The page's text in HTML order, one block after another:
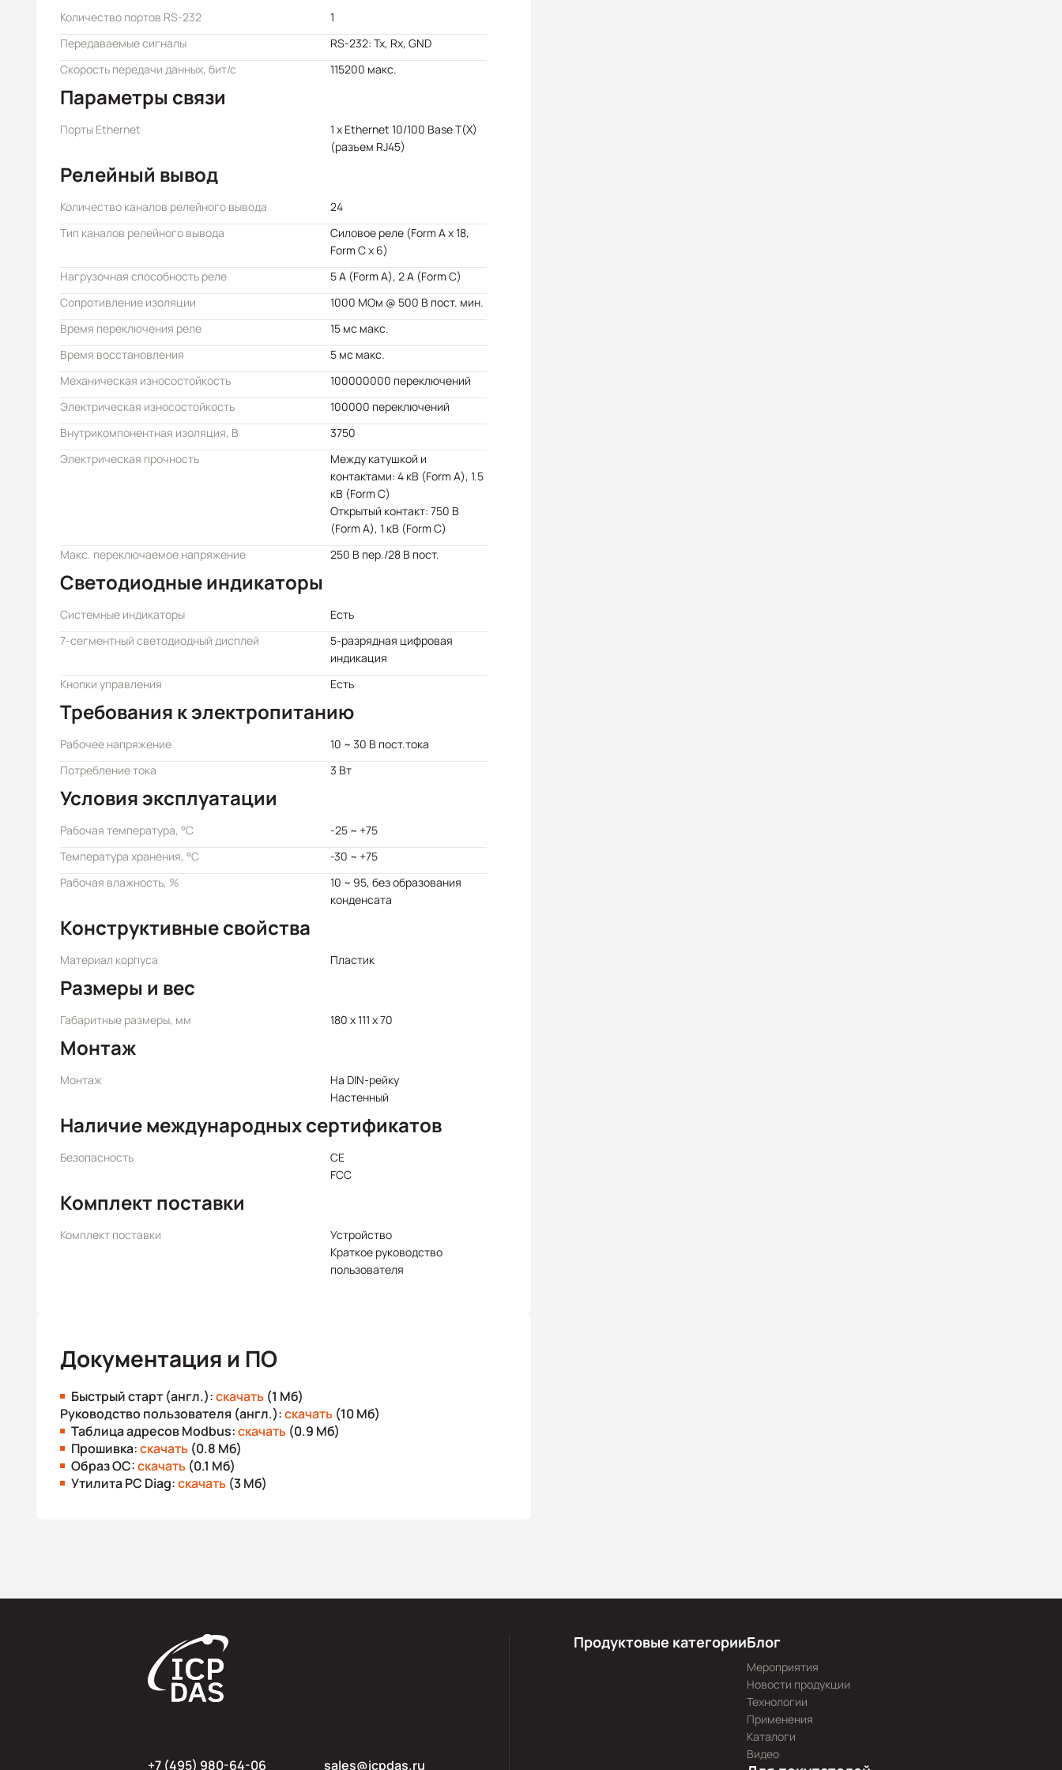
Количество портов RS-232
1
Передаваемые сигналы
RS-232: Tx, Rx, GND
Скорость передачи данных, бит/с
115200 макс.
Параметры связи
Порты Ethernet
1 x Ethernet 10/100 Base T(X)
(разъем RJ45)
Релейный вывод
Количество каналов релейного вывода
24
Тип каналов релейного вывода
Силовое реле (Form A x 18,
Form C x 6)
Нагрузочная способность реле
5 А (Form A), 2 А (Form C)
Сопротивление изоляции
1000 МОм @ 500 В пост. мин.
Время переключения реле
15 мс макс.
Время восстановления
5 мс макс.
Механическая износостойкость
100000000 переключений
Электрическая износостойкость
100000 переключений
Внутрикомпонентная изоляция, В
3750
Электрическая прочность
Между катушкой и
контактами: 4 кВ (Form A), 1.5
кВ (Form C)
Открытый контакт: 750 В
(Form A), 1 кВ (Form C)
Макс. переключаемое напряжение
250 В пер./28 В пост.
Светодиодные индикаторы
Системные индикаторы
Есть
7-сегментный светодиодный дисплей
5-разрядная цифровая
индикация
Кнопки управления
Есть
Требования к электропитанию
Рабочее напряжение
10 ~ 30 В пост.тока
Потребление тока
3 Вт
Условия эксплуатации
Рабочая температура, °C
-25 ~ +75
Температура хранения, °C
-30 ~ +75
Рабочая влажность, %
10 ~ 95, без образования
конденсата
Конструктивные свойства
Материал корпуса Пластик
Размеры и вес
Габаритные размеры, мм 180 x 111 x 70
Монтаж
Монтаж
На DIN-рейку
Настенный
Наличие международных сертификатов
Безопасность
CE
FCC
Комплект поставки
Комплект поставки
Устройство
Краткое руководство
пользователя
Документация и ПО
Быстрый старт (англ.):скачать (1 Мб)
Руководство пользователя (англ.):скачать (10 Мб)
Таблица адресов Modbus:скачать (0.9 Мб)
Прошивка:скачать (0.8 Мб)
Образ ОС:скачать (0.1 Мб)
Утилита PC Diag:скачать (3 Мб)
+7 (495) 980-64-06 sales@icpdas.ru
Продуктовые категорииБлог
Мероприятия
Новости продукции
Технологии
Применения
Каталоги
Видео